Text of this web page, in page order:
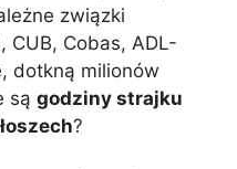
związki
CUB, Cobas, ADL-
dotkną milionów
są godziny strajku
?